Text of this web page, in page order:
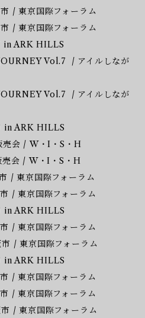
/ 東京国際フォーラム
/ 東京国際フォーラム
in ARK HILLS
Vol.7 / アイルしなが
Vol.7 / アイルしなが
in ARK HILLS
売会 / W・I・S・H
会 / W・I・S・H
/ 東京国際フォーラム
/ 東京国際フォーラム
in ARK HILLS
/ 東京国際フォーラム
/ 東京国際フォーラム
in ARK HILLS
/ 東京国際フォーラム
/ 東京国際フォーラム
/ 東京国際フォーラム